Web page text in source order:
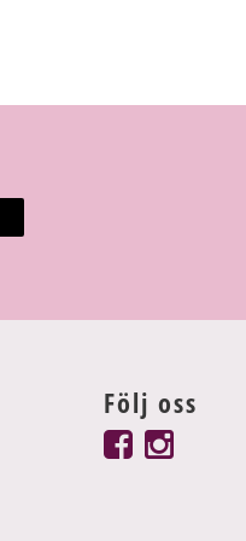
Följ oss